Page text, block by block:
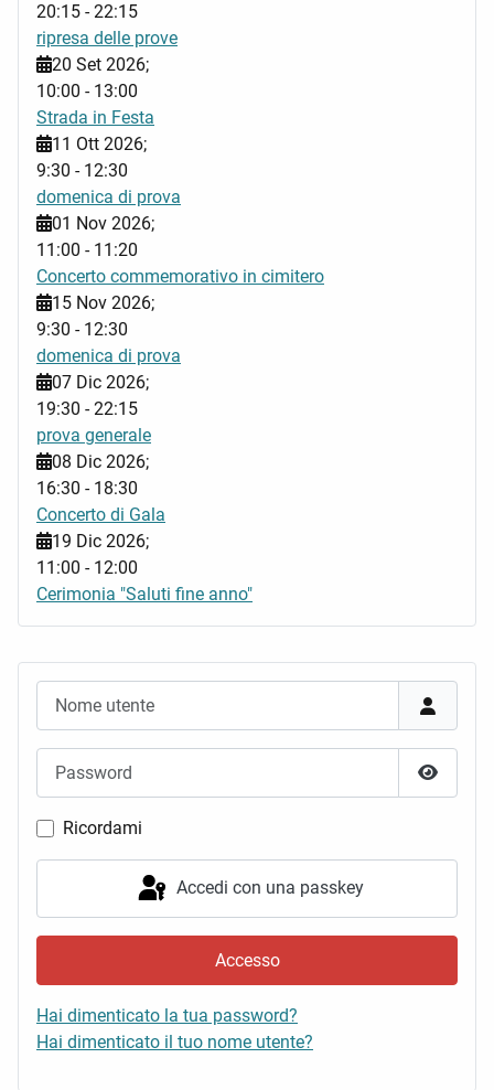
Mostra
Ricordami
Accedi con una passkey
Accesso
Hai dimenticato la tua password?
Hai dimenticato il tuo nome utente?
20:15 -22:15
ripresa delle prove
20 Set 2026;
10:00 - 13:00
Strada in Festa
11 Ott 2026;
9:30 - 12:30
domenica di prova
01 Nov 2026;
11:00 - 11:20
Concerto commemorativo in cimitero
15 Nov 2026;
9:30 - 12:30
domenica di prova
07 Dic 2026;
19:30 -22:15
prova generale
08 Dic 2026;
16:30 - 18:30
Concerto di Gala
19 Dic 2026;
11:00 - 12:00
Cerimonia "Saluti fine anno"